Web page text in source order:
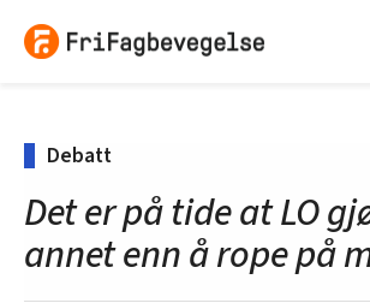
Debatt
Det er på tide at LO
annet enn å rope på